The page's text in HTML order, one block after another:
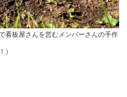
看板屋さんを営むメンバーさんの手作
）